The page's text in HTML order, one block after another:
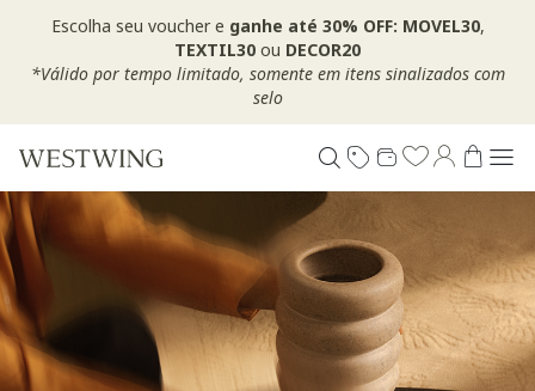
Escolha seu voucher e ganhe até 30% OFF: MOVEL30,
TEXTIL30 ou DECOR20
*Válido por tempo limitado, somente em itens sinalizados com
selo